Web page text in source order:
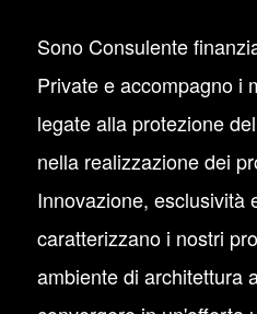
Sono Consulente
Private e accompagno i
legate alla protezione
nella realizzazione dei
Innovazione, esclusività
caratterizzano i nostri
ambiente di architettura